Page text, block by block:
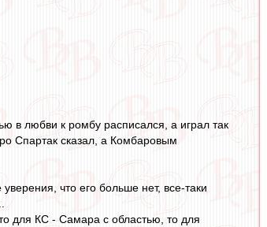
в любви к ромбу расписался, а играл так
Спартак сказал, а Комбаровым
что его больше нет, все-таки
для КС - Самара с областью, то для